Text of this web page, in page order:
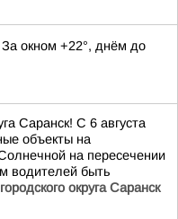
окном +22°, днём до
Саранск! С 6 августа
объекты на
на пересечении
водителей быть
округа Саранск